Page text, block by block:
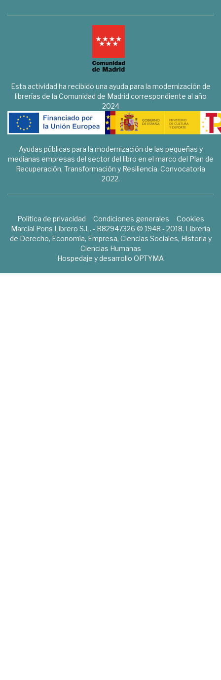
Esta actividad ha recibido una ayuda para la modernización de
librerías de la Comunidad de Madrid correspondiente al año
2024
Ayudas públicas para la modernización de las pequeñas y
medianas empresas del sector del libro en el marco del Plan de
Recuperación, Transformación y Resiliencia. Convocatoria
2022.
Política de privacidad Condiciones generales
Cookies
Marcial Pons Librero S.L. - B82947326 © 1948 - 2018. Librería
de Derecho, Economía, Empresa, Ciencias Sociales, Historia y
Ciencias Humanas
Hospedaje y desarrollo OPTYMA